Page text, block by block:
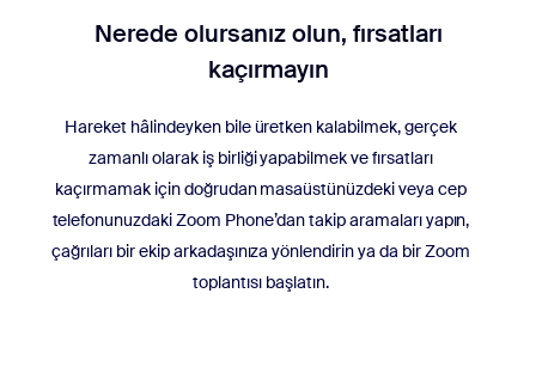
Nerede olursanız olun, fırsatları
kaçırmayın
Hareket hâlindeyken bile üretken kalabilmek, gerçek
zamanlı olarak iş birliği yapabilmek ve fırsatları
kaçırmamak için doğrudan masaüstünüzdeki veya cep
telefonunuzdaki Zoom Phone’dan takip aramaları yapın,
çağrıları bir ekip arkadaşınıza yönlendirin ya da bir Zoom
toplantısı başlatın.